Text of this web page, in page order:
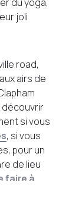
du yoga,
joli
road,
airs de
découvrir
si vous
, si vous
pour un
de lieu
faire à